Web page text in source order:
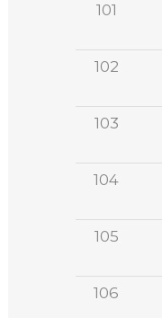
101
102
103
104
105
106